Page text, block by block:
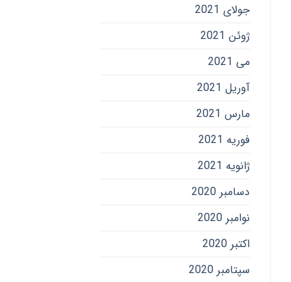
جولای 2021
ژوئن 2021
می 2021
آوریل 2021
مارس 2021
فوریه 2021
ژانویه 2021
دسامبر 2020
نوامبر 2020
اکتبر 2020
سپتامبر 2020